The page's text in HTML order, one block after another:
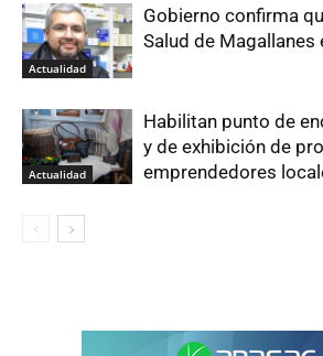
Actualidad
Gobierno confirma
Salud de Magallanes
Actualidad
Habilitan punto de
y de exhibición de
emprendedores